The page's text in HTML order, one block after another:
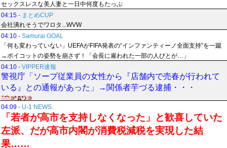
セックスレスな美人妻と一日中何度もたっぷ
04:15 - まとめCUP
会社潰れそうでワロタ...WVW
04:10 - Samurai GOAL
「何も変わっていない」UEFAがFIFA発表の“インファンティーノ全面支持”を一蹴
→ボイコットの姿勢を崩さず！「会長に雇われた一部の人びとが…」
04:10 - VIPPER速報
警視庁「ソープ従業員の女性から『店舗内で売春が行われて
いる』との通報があった」→関係者芋づる逮捕・・・
04:09 - U-1 NEWS.
「若者が高市を支持しなくなった」と歓喜していた
左派、だが高市内閣が消費税減税を実現した結
果……